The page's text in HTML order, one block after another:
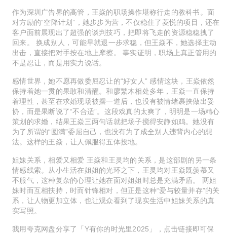
作为深圳广告界的高管，王焱的职场操作堪称行走的教科书。面
对方励的“空降计划”，她步步为营，不仅稳住了菱悦的项目，还在
客户面前展现出了超强的谈判技巧，把即将飞走的资源稳稳拽了
回来。 换成别人，可能早就退一步求稳，但王焱不，她选择主动
出击，直接把对手按在地上摩擦。 事实证明，职场上真正管用的
不是忍让，而是用实力说话。
感情世界，她不愿再做委屈忍让的“好女人” 感情这块，王焱依然
保持着她一贯的果敢和清醒。和廖繁木相处多年，王焱一直保持
着理性，甚至在求婚现场被摆一道后，也没有被情绪裹挟做出妥
协，而是果断说了“不合适”。这段戏真的太爽了，明明是一场精心
策划的求婚，结果王焱三两句话就把场子搅得安静如鸡。她没有
为了所谓的“圆满”委屈自己，也没有为了成全别人违背内心的想
法。这样的王焱，让人佩服得五体投地。
姐妹关系，相爱又相爱 王焱和王灵均的关系，是这部剧的另一条
情感线索。从小生活在姐姐的光环之下，王灵均对王焱既羡慕又
不服气，这种复杂的心理让她在面对姐姐时总是充满矛盾。 两姐
妹时而互相扶持，时而针锋相对，但正是这种“爱与较量并存”的关
系，让人物更加立体，也让观众看到了现实生活中姐妹关系的真
实写照。
我用夸克网盘分享了「Y有你的时光里2025」，点击链接即可保